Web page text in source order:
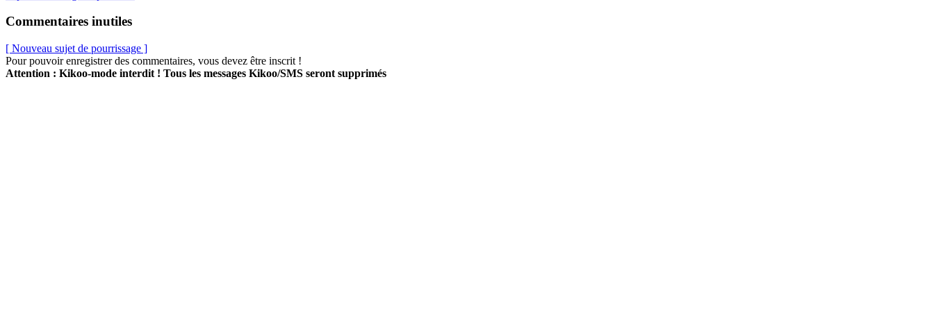
Commentaires inutiles
[ Nouveau sujet de pourrissage ]
Pour pouvoir enregistrer des commentaires, vous devez être inscrit !
Attention : Kikoo-mode interdit ! Tous les messages Kikoo/SMS seront supprimés